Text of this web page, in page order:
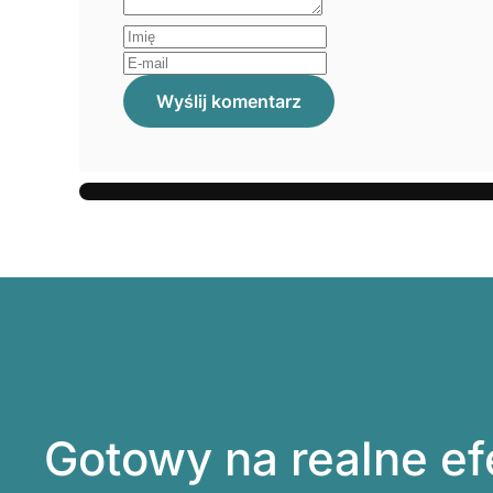
Wyślij komentarz
Gotowy na realne